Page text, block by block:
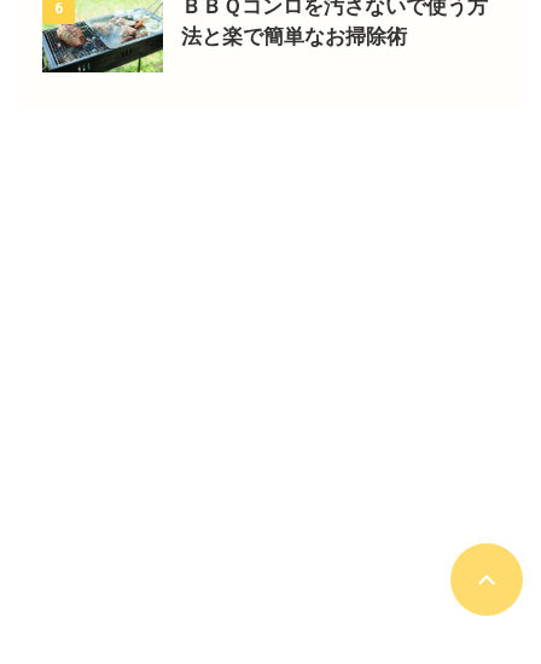
6
ＢＢＱコンロを汚さないで使う方
法と楽で簡単なお掃除術